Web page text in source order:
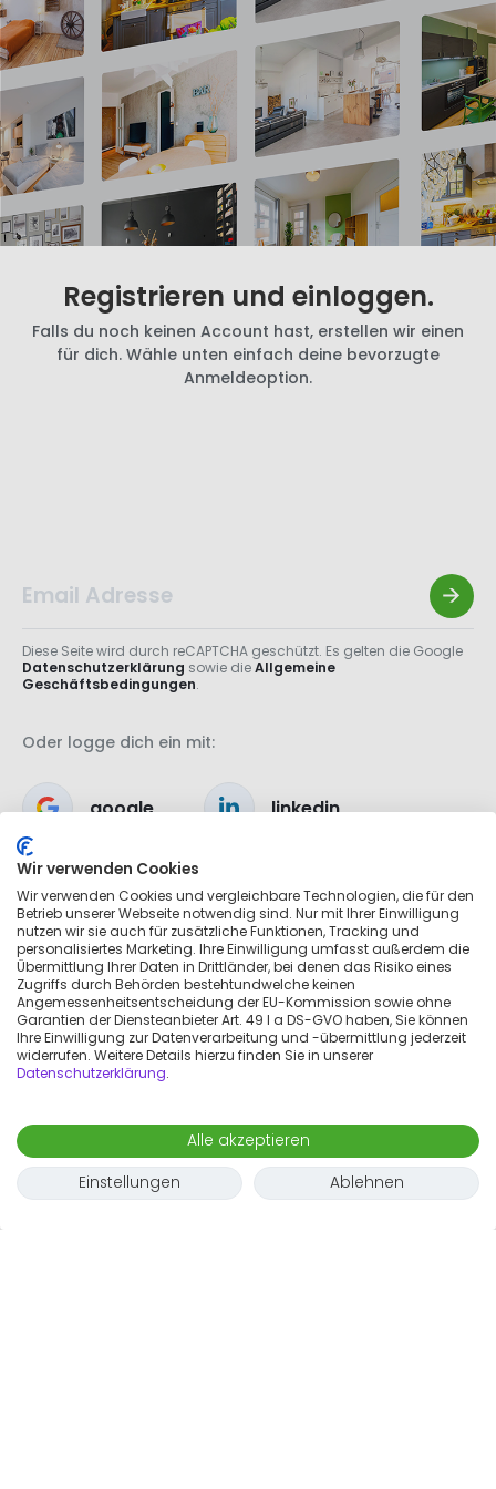
Registrieren und einloggen.
Falls du noch keinen Account hast, erstellen wir einen
für dich. Wähle unten einfach deine bevorzugte
Anmeldeoption.
Diese Seite wird durch reCAPTCHA geschützt. Es gelten die Google
Datenschutzerklärung sowie dieAllgemeine
Geschäftsbedingungen.
Oder logge dich ein mit:
google linkedin
apple
Wir verwenden Cookies
Wir verwenden Cookies und vergleichbare Technologien, die für den
Betrieb unserer Webseite notwendig sind. Nur mit Ihrer Einwilligung
nutzen wir sie auch für zusätzliche Funktionen, Tracking und
personalisiertes Marketing. Ihre Einwilligung umfasst außerdem die
Übermittlung Ihrer Daten in Drittländer, bei denen das Risiko eines
Zugriffs durch Behörden bestehtundwelche keinen
Angemessenheitsentscheidung der EU-Kommission sowie ohne
Garantien der Diensteanbieter Art. 49 I a DS-GVO haben, Sie können
Ihre Einwilligung zur Datenverarbeitung und -übermittlung jederzeit
widerrufen. Weitere Details hierzu finden Sie in unserer
Datenschutzerklärung.
Alle akzeptieren
Einstellungen
Ablehnen